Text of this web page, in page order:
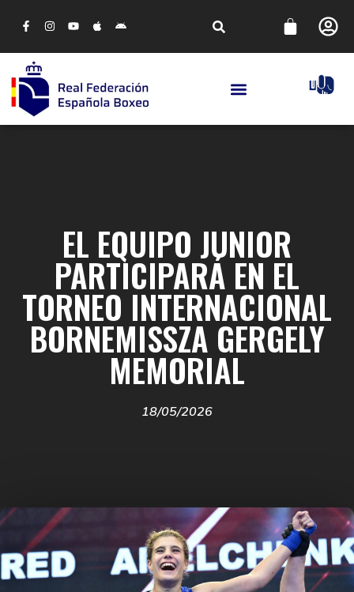
EL EQUIPO JUNIOR
PARTICIPARÁ EN EL
TORNEO INTERNACIONAL
BORNEMISSZA GERGELY
MEMORIAL
18/05/2026